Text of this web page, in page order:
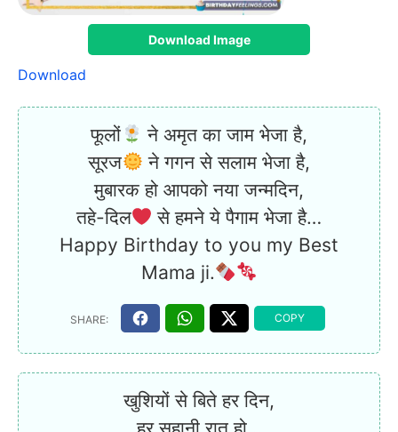
Download Image
Download
फूलों
ने अमृत का जाम भेजा है,
सूरज
ने गगन से सलाम भेजा है,
मुबारक हो आपको नया जन्मदिन,
तहे-दिल
से हमने ये पैगाम भेजा है…
Happy Birthday to you my Best
Mama ji.
खुशियों से बिते हर दिन,